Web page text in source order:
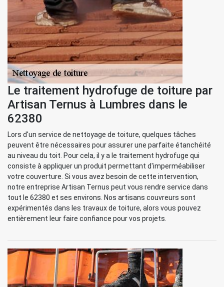
Le traitement hydrofuge de toiture par
Artisan Ternus à Lumbres dans le
62380
Lors d'un service de nettoyage de toiture, quelques tâches
peuvent être nécessaires pour assurer une parfaite étanchéité
au niveau du toit. Pour cela, il y a le traitement hydrofuge qui
consiste à appliquer un produit permettant d'imperméabiliser
votre couverture. Si vous avez besoin de cette intervention,
notre entreprise Artisan Ternus peut vous rendre service dans
tout le 62380 et ses environs. Nos artisans couvreurs sont
expérimentés dans les travaux de toiture, alors vous pouvez
entièrement leur faire confiance pour vos projets.